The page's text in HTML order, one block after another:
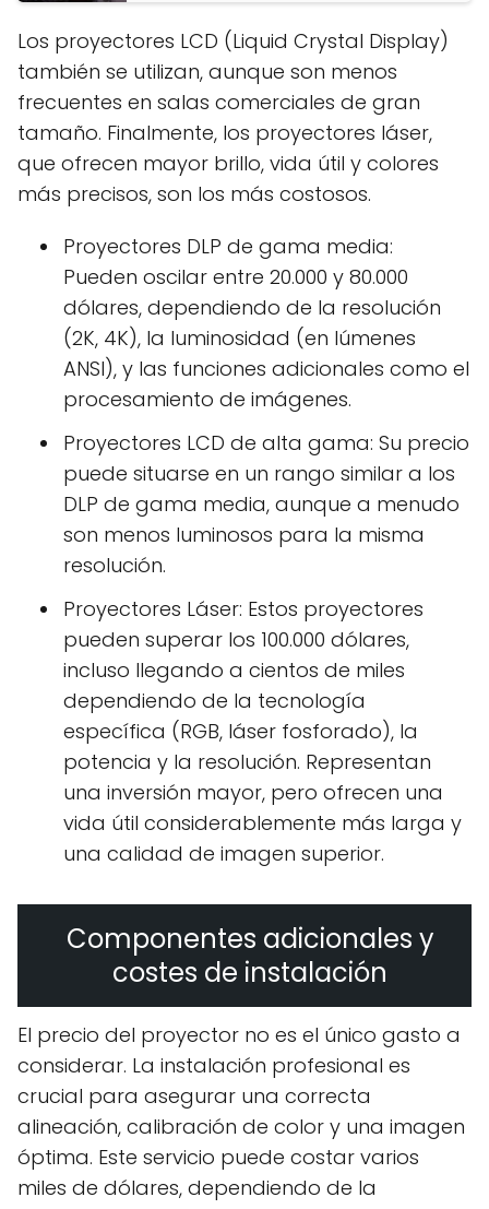
Los proyectores LCD (Liquid Crystal Display)
también se utilizan, aunque son menos
frecuentes en salas comerciales de gran
tamaño. Finalmente, los proyectores láser,
que ofrecen mayor brillo, vida útil y colores
más precisos, son los más costosos.
Proyectores DLP de gama media:
Pueden oscilar entre 20.000 y 80.000
dólares, dependiendo de la resolución
(2K, 4K), la luminosidad (en lúmenes
ANSI), y las funciones adicionales como el
procesamiento de imágenes.
Proyectores LCD de alta gama: Su precio
puede situarse en un rango similar a los
DLP de gama media, aunque a menudo
son menos luminosos para la misma
resolución.
Proyectores Láser: Estos proyectores
pueden superar los 100.000 dólares,
incluso llegando a cientos de miles
dependiendo de la tecnología
específica (RGB, láser fosforado), la
potencia y la resolución. Representan
una inversión mayor, pero ofrecen una
vida útil considerablemente más larga y
una calidad de imagen superior.
Componentes adicionales y
costes de instalación
El precio del proyector no es el único gasto a
considerar. La instalación profesional es
crucial para asegurar una correcta
alineación, calibración de color y una imagen
óptima. Este servicio puede costar varios
miles de dólares, dependiendo de la